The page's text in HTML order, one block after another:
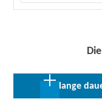
Wie lange